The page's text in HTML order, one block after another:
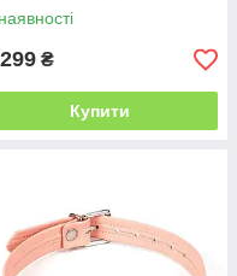
₴
Купити